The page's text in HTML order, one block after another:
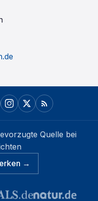
Quelle bei
→